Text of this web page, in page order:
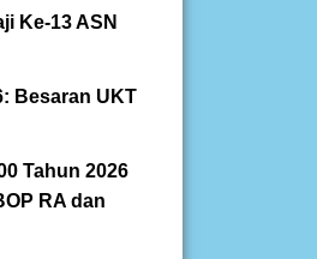
Ke-13 ASN
Besaran UKT
Tahun 2026
RA dan